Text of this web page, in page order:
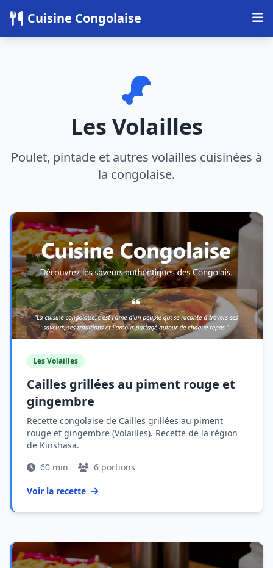
Cuisine Congolaise
Les Volailles
Poulet, pintade et autres volailles cuisinées à
la congolaise.
Les Volailles
Cailles grillées au piment rouge et
gingembre
Recette congolaise de Cailles grillées au piment
rouge et gingembre (Volailles). Recette de la région
de Kinshasa.
60 min
6 portions
Voir la recette